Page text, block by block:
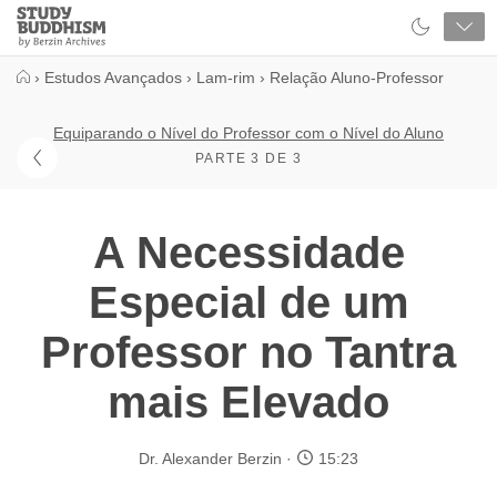
Close
Study
Buddhism
› Estudos Avançados › Lam-rim › Relação Aluno-Professor
Equiparando o Nível do Professor com o Nível do Aluno
PARTE 3 DE 3
A Necessidade
Especial de um
Professor no Tantra
mais Elevado
Dr. Alexander Berzin 15:23